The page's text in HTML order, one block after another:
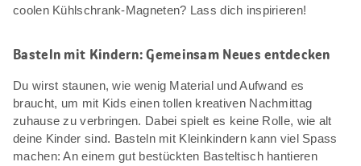
coolen Kühlschrank-Magneten? Lass dich inspirieren!
Basteln mit Kindern: Gemeinsam Neues entdecken
Du wirst staunen, wie wenig Material und Aufwand es
braucht, um mit Kids einen tollen kreativen Nachmittag
zuhause zu verbringen. Dabei spielt es keine Rolle, wie alt
deine Kinder sind. Basteln mit Kleinkindern kann viel Spass
machen: An einem gut bestückten Basteltisch hantieren